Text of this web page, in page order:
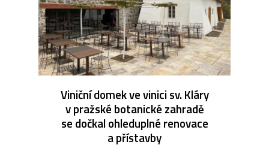
Viniční domek ve vinici sv. Kláry
v pražské botanické zahradě
se dočkal ohleduplné renovace
a přístavby